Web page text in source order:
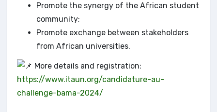
Promote the synergy of the African student
community;
Promote exchange between stakeholders
from African universities.
More details and registration:
https://www.itaun.org/candidature-au-
challenge-bama-2024/